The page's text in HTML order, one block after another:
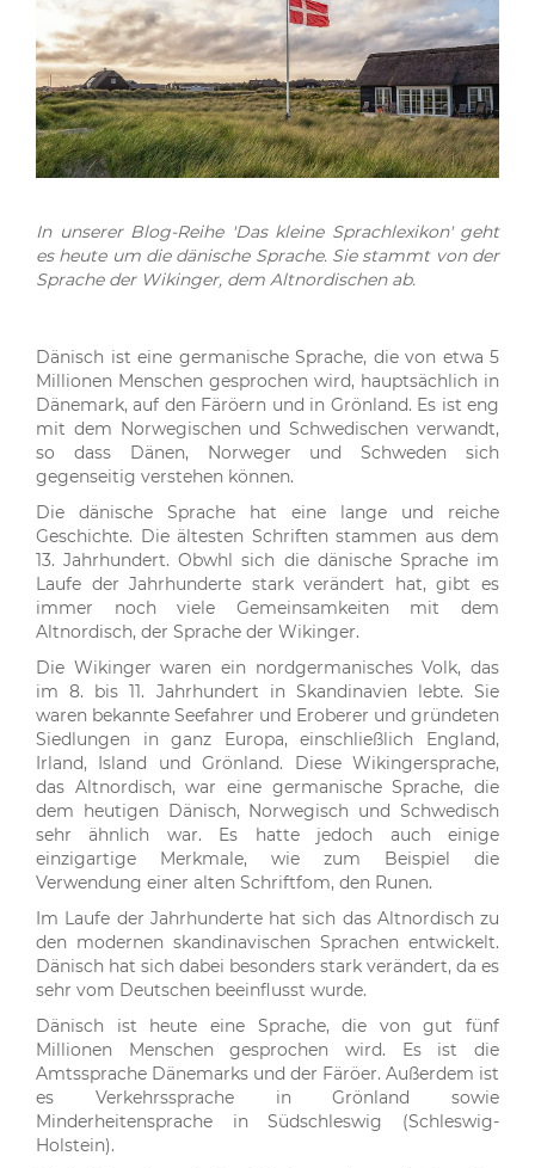
In unserer Blog-Reihe 'Das kleine Sprachlexikon' geht
es heute um die dänische Sprache. Sie stammt von der
Sprache der Wikinger, dem Altnordischen ab.
Dänisch ist eine germanische Sprache, die von etwa 5
Millionen Menschen gesprochen wird, hauptsächlich in
Dänemark, auf den Färöern und in Grönland. Es ist eng
mit dem Norwegischen und Schwedischen verwandt,
so dass Dänen, Norweger und Schweden sich
gegenseitig verstehen können.
Die dänische Sprache hat eine lange und reiche
Geschichte. Die ältesten Schriften stammen aus dem
13. Jahrhundert. Obwhl sich die dänische Sprache im
Laufe der Jahrhunderte stark verändert hat, gibt es
immer noch viele Gemeinsamkeiten mit dem
Altnordisch, der Sprache der Wikinger.
Die Wikinger waren ein nordgermanisches Volk, das
im 8. bis 11. Jahrhundert in Skandinavien lebte. Sie
waren bekannte Seefahrer und Eroberer und gründeten
Siedlungen in ganz Europa, einschließlich England,
Irland, Island und Grönland. Diese Wikingersprache,
das Altnordisch, war eine germanische Sprache, die
dem heutigen Dänisch, Norwegisch und Schwedisch
sehr ähnlich war. Es hatte jedoch auch einige
einzigartige Merkmale, wie zum Beispiel die
Verwendung einer alten Schriftfom, den Runen.
Im Laufe der Jahrhunderte hat sich das Altnordisch zu
den modernen skandinavischen Sprachen entwickelt.
Dänisch hat sich dabei besonders stark verändert, da es
sehr vom Deutschen beeinflusst wurde.
Dänisch ist heute eine Sprache, die von gut fünf
Millionen Menschen gesprochen wird. Es ist die
Amtssprache Dänemarks und der Färöer. Außerdem ist
es Verkehrssprache in Grönland sowie
Minderheitensprache in Südschleswig (Schleswig-
Holstein).